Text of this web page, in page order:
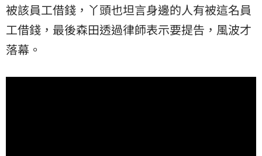
被該員工借錢，丫頭也坦言身邊的人有被這名員
工借錢，最後森田透過律師表示要提告，風波才
落幕。